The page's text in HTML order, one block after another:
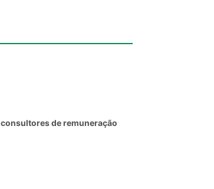
consultores de remuneração